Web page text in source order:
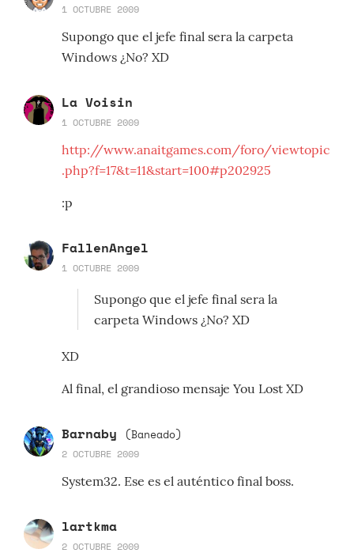
1 OCTUBRE 2009
Supongo que el jefe final sera la carpeta
Windows ¿No? XD
La Voisin
1 OCTUBRE 2009
http://www.anaitgames.com/foro/viewtopic
.php?f=17&t=11&start=100#p202925
:p
FallenAngel
1 OCTUBRE 2009
Supongo que el jefe final sera la
carpeta Windows ¿No? XD
XD
Al final, el grandioso mensaje You Lost XD
Barnaby (Baneado)
2 OCTUBRE 2009
System32. Ese es el auténtico final boss.
lartkma
2 OCTUBRE 2009